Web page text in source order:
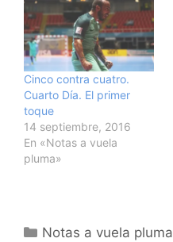
Cinco contra cuatro.
Cuarto Día. El primer
toque
14 septiembre, 2016
En «Notas a vuela
pluma»
Categorías
Notas a vuela pluma